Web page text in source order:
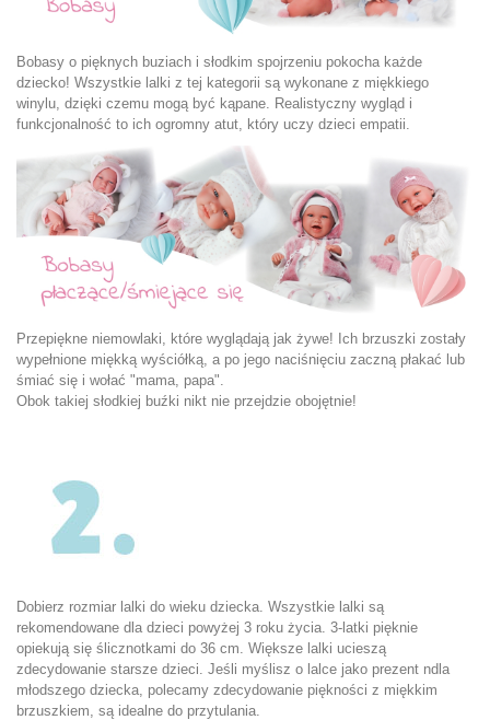
Bobasy o pięknych buziach i słodkim spojrzeniu pokocha każde
dziecko! Wszystkie lalki z tej kategorii są wykonane z miękkiego
winylu, dzięki czemu mogą być kąpane. Realistyczny wygląd i
funkcjonalność to ich ogromny atut, który uczy dzieci empatii.
Przepiękne niemowlaki, które wyglądają jak żywe! Ich brzuszki zostały
wypełnione miękką wyściółką, a po jego naciśnięciu zaczną płakać lub
śmiać się i wołać "mama, papa".
Obok takiej słodkiej buźki nikt nie przejdzie obojętnie!
Dobierz rozmiar lalki do wieku dziecka. Wszystkie lalki są
rekomendowane dla dzieci powyżej 3 roku życia. 3-latki pięknie
opiekują się ślicznotkami do 36 cm. Większe lalki ucieszą
zdecydowanie starsze dzieci. Jeśli myślisz o lalce jako prezent ndla
młodszego dziecka, polecamy zdecydowanie piękności z miękkim
brzuszkiem, są idealne do przytulania.